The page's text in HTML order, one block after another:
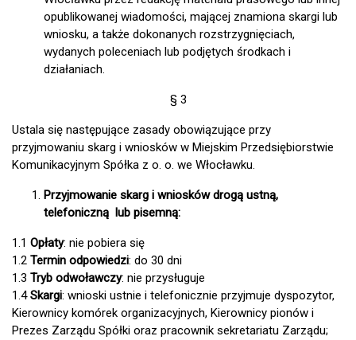
opublikowanej wiadomości, mającej znamiona skargi lub
wniosku, a także dokonanych rozstrzygnięciach,
wydanych poleceniach lub podjętych środkach i
działaniach.
§ 3
Ustala się następujące zasady obowiązujące przy
przyjmowaniu skarg i wniosków w Miejskim Przedsiębiorstwie
Komunikacyjnym Spółka z o. o. we Włocławku.
Przyjmowanie skarg i wniosków drogą ustną,
telefoniczną lub pisemną:
1.1 Opłaty: nie pobiera się
1.2 Termin odpowiedzi: do 30 dni
1.3 Tryb odwoławczy: nie przysługuje
1.4Skargi: wnioski ustnie i telefonicznie przyjmuje dyspozytor,
Kierownicy komórek organizacyjnych, Kierownicy pionów i
Prezes Zarządu Spółki oraz pracownik sekretariatu Zarządu;